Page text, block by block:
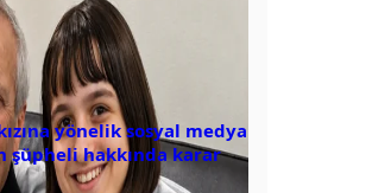
kızına yönelik sosyal medya
şüpheli hakkında karar